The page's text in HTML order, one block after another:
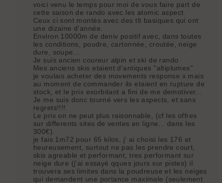
voici venu le temps pour moi de vous faire part de
cette saison de rando avec les atomic aspect.
Ceux ci sont montés avec des tlt basiques qui ont
une dizaine d'année.
Environ 10000m de deniv positif avec, dans toutes
les conditions, poudre, cartonnée, croutée, neige
dure, soupe...
Je suis ancien coureur alpin et ski de rando
Mes anciens skis etaient d'antiques "altiplumes"
je voulais acheter des movements response x mais
au moment de commander ils etaient en rupture de
stock, et le prix exorbitant a fini de me demotiver...
Je me suis donc tourné vers les aspects, et sans
regrets!!!!
Le prix on ne peut plus raisonnable, (cf les offres
sur differents sites de ventes en ligne... dans les
300€).
je fais 1m72 pour 65 kilos, j' ai choisi les 176 et
heureusement, surtout ne pas les prendre court,
skis agreable et performant, tres performant sur
neige dure (j'ai essayé qques jours sur pistes) il
trouvera ses limites dans la poudreuse et les neiges
qui demandent une portance maximale (seulement